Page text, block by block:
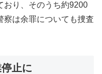
おり、そのうち約9200
察は余罪についても捜査
止に